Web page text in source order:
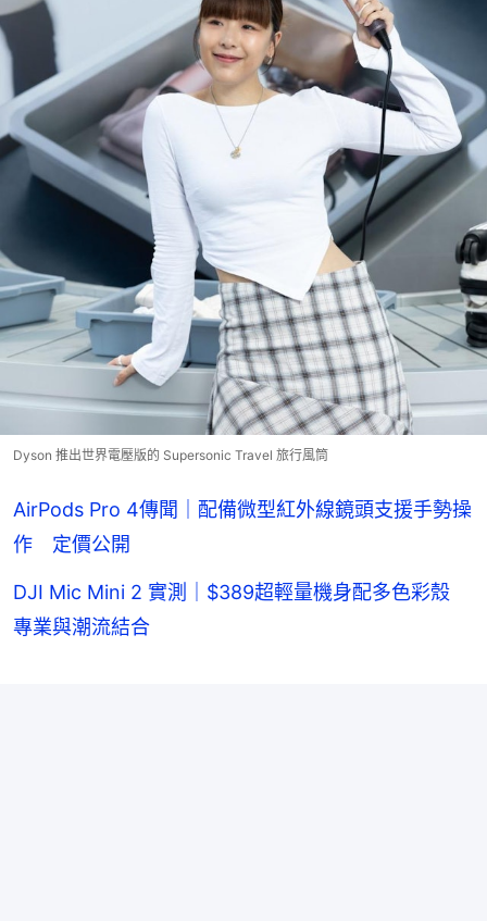
Dyson 推出世界電壓版的 Supersonic Travel 旅行風筒
AirPods Pro 4傳聞｜配備微型紅外線鏡頭支援手勢操
作 定價公開
DJI Mic Mini 2 實測｜$389超輕量機身配多色彩殼
專業與潮流結合